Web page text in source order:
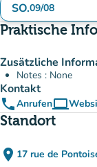
SO.09/08
Praktische
Zusätzliche
Notes : None
Kontakt
phoneAnrufencomputer
Standort
place 17 rue de